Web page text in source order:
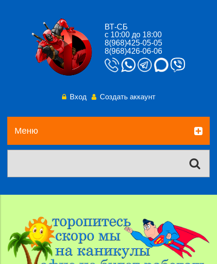
ВТ-СБ
с 10:00 до 18:00
8(968)425-05-05
8(968)426-06-06
Вход Создать аккаунт
Меню